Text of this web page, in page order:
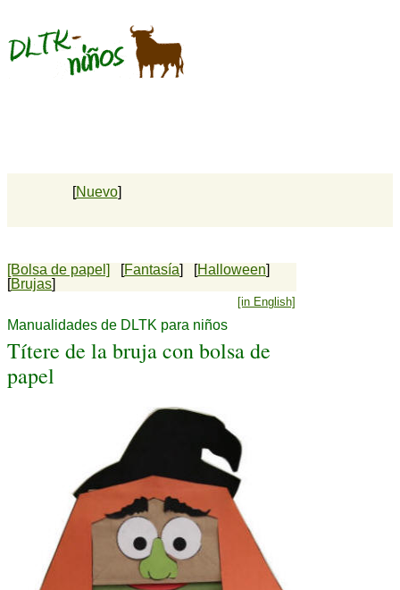
[Nuevo]
[Bolsa de papel] [Fantasía] [Halloween]
[Brujas]
[in English]
Manualidades de DLTK para niños
Títere de la bruja con bolsa de
papel